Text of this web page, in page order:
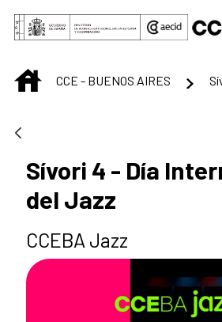
Saltar al contenido principal
INICIOCCE - BUENOS AIRES
Sívori 4 - Día
del Jazz
CCEBA Jazz